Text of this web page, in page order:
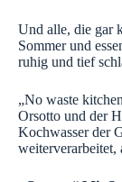
Und alle, die gar
Sommer und
ruhig und tief
„No waste
Orsotto und der
Kochwasser der
weiterverarbeitet,